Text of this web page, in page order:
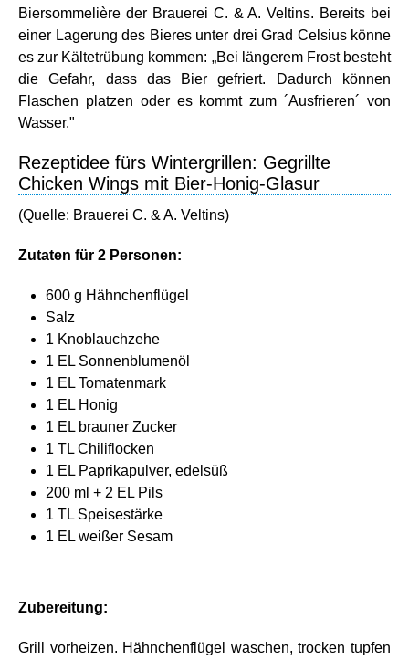
Biersommelière der Brauerei C. & A. Veltins. Bereits bei
einer Lagerung des Bieres unter drei Grad Celsius könne
es zur Kältetrübung kommen: „Bei längerem Frost besteht
die Gefahr, dass das Bier gefriert. Dadurch können
Flaschen platzen oder es kommt zum ´Ausfrieren´ von
Wasser."
Rezeptidee fürs Wintergrillen: Gegrillte
Chicken Wings mit Bier-Honig-Glasur
(Quelle: Brauerei C. & A. Veltins)
Zutaten für 2 Personen:
600 g Hähnchenflügel
Salz
1 Knoblauchzehe
1 EL Sonnenblumenöl
1 EL Tomatenmark
1 EL Honig
1 EL brauner Zucker
1 TL Chiliflocken
1 EL Paprikapulver, edelsüß
200 ml + 2 EL Pils
1 TL Speisestärke
1 EL weißer Sesam
Zubereitung:
Grill vorheizen. Hähnchenflügel waschen, trocken tupfen